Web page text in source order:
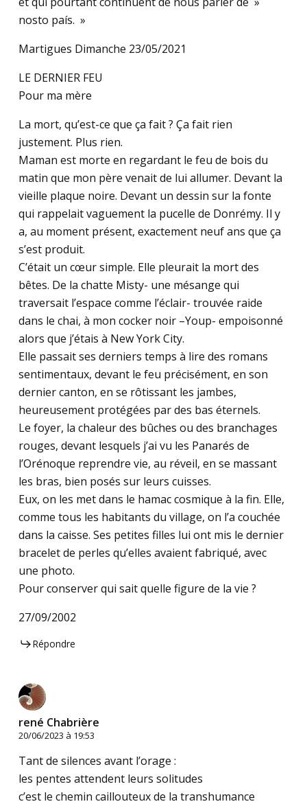
nosto país. »
Martigues Dimanche 23/05/2021
LE DERNIER FEU
Pour ma mère
La mort, qu’est-ce que ça fait ? Ça fait rien
justement. Plus rien.
Maman est morte en regardant le feu de bois du
matin que mon père venait de lui allumer. Devant la
vieille plaque noire. Devant un dessin sur la fonte
qui rappelait vaguement la pucelle de Donrémy. Il y
a, au moment présent, exactement neuf ans que ça
s’est produit.
C’était un cœur simple. Elle pleurait la mort des
bêtes. De la chatte Misty- une mésange qui
traversait l’espace comme l’éclair- trouvée raide
dans le chai, à mon cocker noir –Youp- empoisonné
alors que j’étais à New York City.
Elle passait ses derniers temps à lire des romans
sentimentaux, devant le feu précisément, en son
dernier canton, en se rôtissant les jambes,
heureusement protégées par des bas éternels.
Le foyer, la chaleur des bûches ou des branchages
rouges, devant lesquels j’ai vu les Panarés de
l’Orénoque reprendre vie, au réveil, en se massant
les bras, bien posés sur leurs cuisses.
Eux, on les met dans le hamac cosmique à la fin. Elle,
comme tous les habitants du village, on l’a couchée
dans la caisse. Ses petites filles lui ont mis le dernier
bracelet de perles qu’elles avaient fabriqué, avec
une photo.
Pour conserver qui sait quelle figure de la vie ?
27/09/2002
Répondre
rené Chabrière
20/06/2023 à 19:53
Tant de silences avant l’orage :
les pentes attendent leurs solitudes
c’est le chemin caillouteux de la transhumance